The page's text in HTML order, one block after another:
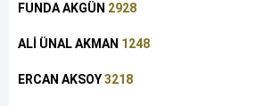
FUNDA AKGÜN 2928
ALİ ÜNAL AKMAN 1248
ERCAN AKSOY3218